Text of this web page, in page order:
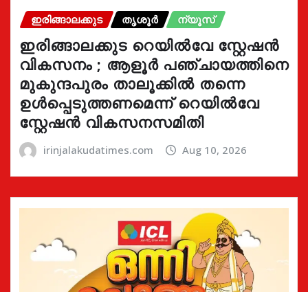
ഇരിങ്ങാലക്കുട തൃശൂർ ന്യൂസ്
ഇരിങ്ങാലക്കുട റെയിൽവേ സ്റ്റേഷൻ
വികസനം ; ആളൂർ പഞ്ചായത്തിനെ
മുകുന്ദപുരം താലൂക്കിൽ തന്നെ
ഉൾപ്പെടുത്തണമെന്ന് റെയിൽവേ
സ്റ്റേഷൻ വികസനസമിതി
irinjalakudatimes.com Aug 10, 2026